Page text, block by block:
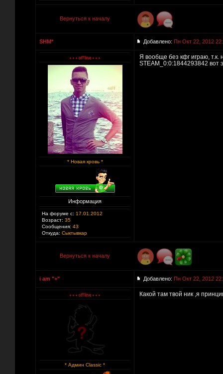
Вернуться к началу
SHM* Добавлено: Пн Окт 22, 2012
* Новая кровь *
Информация
На форуме с: 17.01.2012
Возраст: 35
Сообщения: 43
Откуда: Сыктывкар
Я вообще без кфг играю, т.к.
STEAM_0:0:1844293842 вот
Вернуться к началу
i am "+" Добавлено: Пн Окт 22, 2012
* Админ Classic *
Какой там твой ник ,я